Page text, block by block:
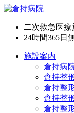
二次救急医療
24時間365日
施設案内
倉持病
倉持整
倉持整
倉持整
倉持整